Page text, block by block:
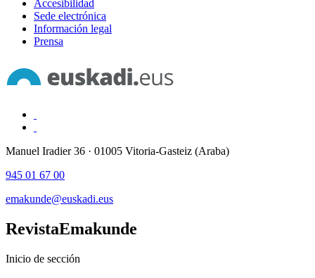
Accesibilidad
Sede electrónica
Información legal
Prensa
Manuel Iradier 36 · 01005 Vitoria-Gasteiz (Araba)
945 01 67 00
emakunde@euskadi.eus
RevistaEmakunde
Inicio de sección